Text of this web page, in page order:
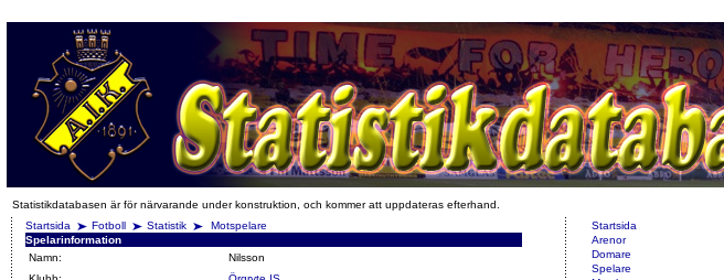
Statistikdatabasen är för närvarande under konstruktion, och kommer att uppdateras efterhand.
Startsida
Fotboll Statistik
Motspelare
Spelarinformation
Namn:
Nilsson
Startsida
Arenor
Domare
Spelare